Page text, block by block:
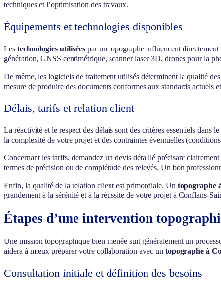
techniques et l’optimisation des travaux.
Équipements et technologies disponibles
Les technologies utilisées par un topographe influencent
génération, GNSS centimétrique, scanner laser 3D, drones pour la
De même, les logiciels de traitement utilisés déterminent la qualité
mesure de produire des documents conformes aux standards actuels
Délais, tarifs et relation client
La réactivité et le respect des délais sont des critères essentiels dans
la complexité de votre projet et des contraintes éventuelles
Concernant les tarifs, demandez un devis détaillé précisant
termes de précision ou de complétude des relevés. Un bon
Enfin, la qualité de la relation client est primordiale. Un topographe
grandement à la sérénité et à la réussite de votre projet à Conflans-
Étapes d’une intervention
Une mission topographique bien menée suit généralement un
aidera à mieux préparer votre collaboration avec un topographe à
Consultation initiale et définition des besoins